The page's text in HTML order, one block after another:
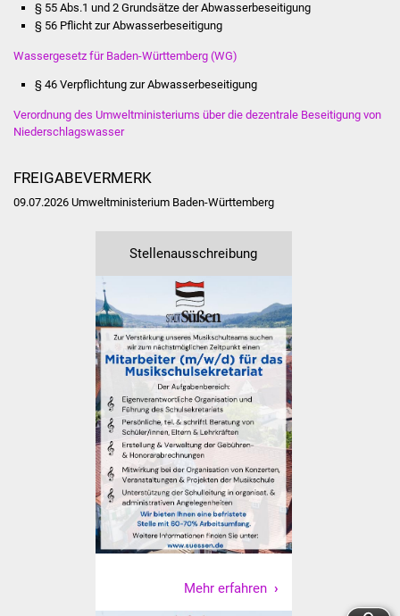
Beirat Süßener Vereine
Sportanlagen
Tourismus
Industriekultur
Lebenslagen
Senioren
Stadtseniorenrat
Sommerwochen für
Ältere
Seniorenwohn- und
Pflegeheim
Familien
Familientreff
§ 55 Abs.1 und 2 Grundsätze der Abwasserbeseitigung
§ 56 Pflicht zur Abwasserbeseitigung
Wassergesetz für Baden-Württemberg (WG)
§ 46 Verpflichtung zur Abwasserbeseitigung
Verordnung des Umweltministeriums über die dezentrale Beseitigung von
Niederschlagswasser
FREIGABEVERMERK
09.07.2026 Umweltministerium Baden-Württemberg
Stellenausschreibung
Mehr erfahren